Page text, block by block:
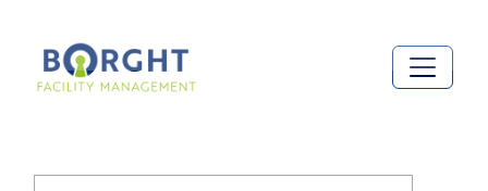
HOOFDNAVIGATIE